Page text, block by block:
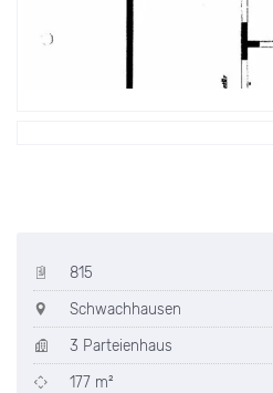
815
Schwachhausen
3 Parteienhaus
177 m²